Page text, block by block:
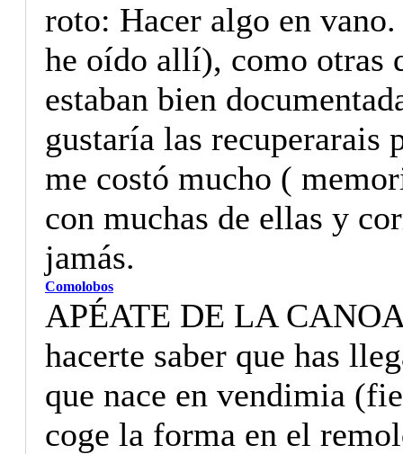
roto: Hacer algo en
he oído allí), como otras
estaban bien
gustaría las recuperarais
me costó mucho (
con muchas de ellas y
jamás.
Comolobos
APÉATE DE LA
hacerte saber que has
que nace en vendimia
coge la forma en el